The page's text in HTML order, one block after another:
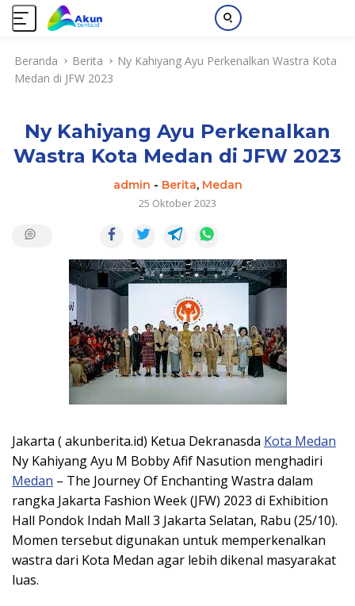
Beranda Berita
Ny Kahiyang Ayu Perkenalkan Wastra Kota
Medan di JFW 2023
Ny Kahiyang Ayu Perkenalkan
Wastra Kota Medan di JFW 2023
admin - Berita, Medan
25 Oktober 2023
Jakarta ( akunberita.id) Ketua Dekranasda Kota Medan
Ny Kahiyang Ayu M Bobby Afif Nasution menghadiri
Medan – The Journey Of Enchanting Wastra dalam
rangka Jakarta Fashion Week (JFW) 2023 di Exhibition
Hall Pondok Indah Mall 3 Jakarta Selatan, Rabu (25/10).
Momen tersebut digunakan untuk memperkenalkan
wastra dari Kota Medan agar lebih dikenal masyarakat
luas.